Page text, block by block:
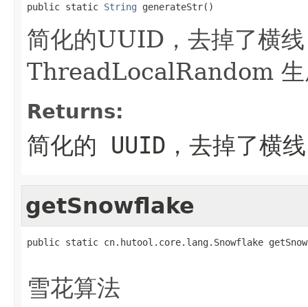
public static String generateStr()
简化的UUID，去掉了横
ThreadLocalRandom
Returns:
简化的 UUID，去掉了横线
getSnowflake
public static cn.hutool.core.lang.Snowflake
雪花算法